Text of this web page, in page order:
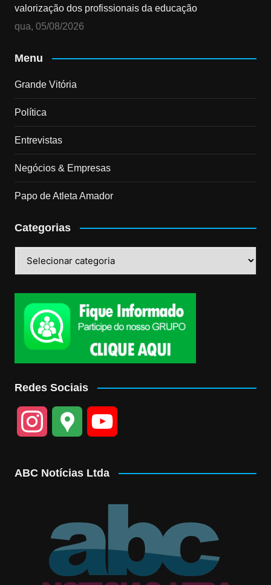
valorização dos profissionais da educação
qua, 05/08/2026
Menu
Grande Vitória
Política
Entrevistas
Negócios & Empresas
Papo de Atleta Amador
Categorias
Redes Sociais
a
g
l
e b
ABC Notícias Ltda